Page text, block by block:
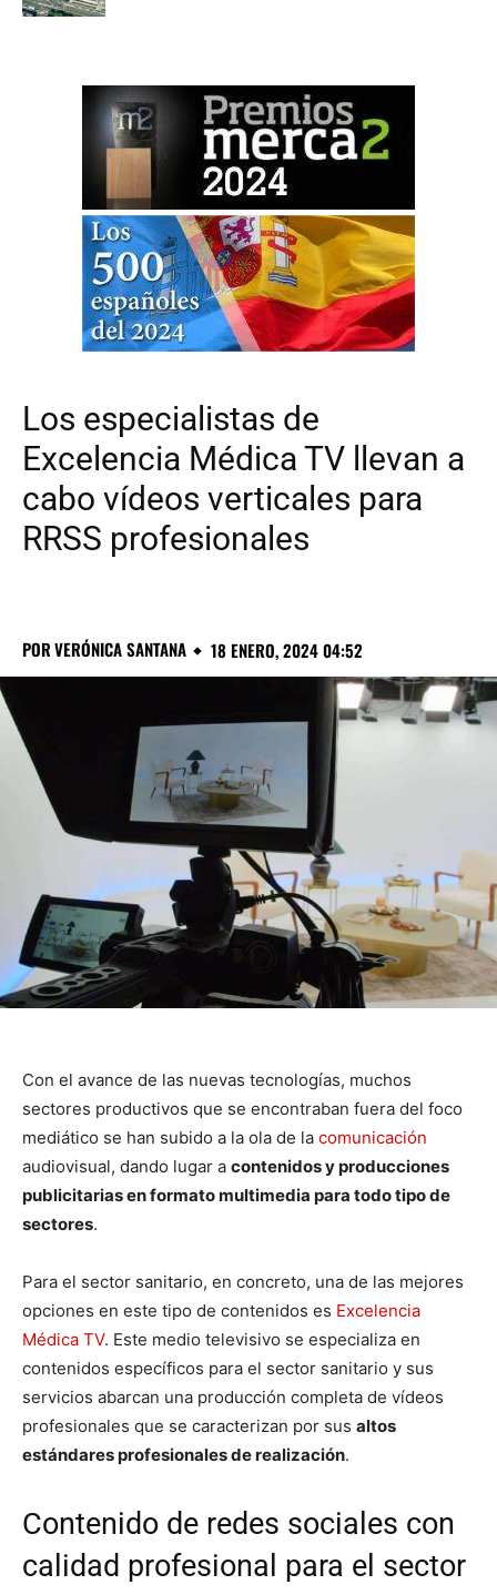
Los especialistas de
Excelencia Médica TV llevan a
cabo vídeos verticales para
RRSS profesionales
PORVERÓNICA SANTANA 18 ENERO, 2024 04:52
Con el avance de las nuevas tecnologías, muchos
sectores productivos que se encontraban fuera del foco
mediático se han subido a la ola de la comunicación
audiovisual, dando lugar a contenidos y producciones
publicitarias en formato multimedia para todo tipo de
sectores.
Para el sector sanitario, en concreto, una de las mejores
opciones en este tipo de contenidos es Excelencia
Médica TV. Este medio televisivo se especializa en
contenidos específicos para el sector sanitario y sus
servicios abarcan una producción completa de vídeos
profesionales que se caracterizan por sus altos
estándares profesionales de realización.
Contenido de redes sociales con
calidad profesional para el sector